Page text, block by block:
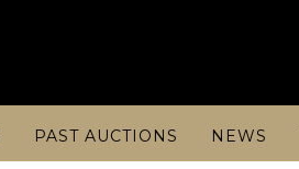
PAST AUCTIONS NEWS